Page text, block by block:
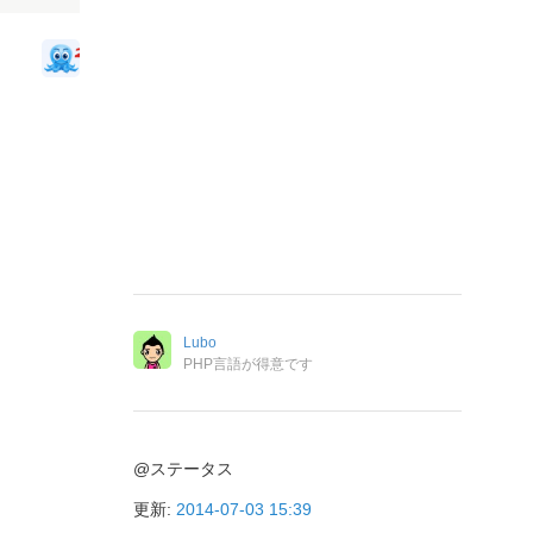
Lubo
PHP言語が得意です
@ステータス
更新: 2014-07-03 15:39